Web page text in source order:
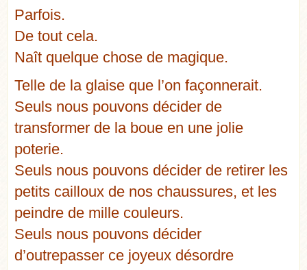
Parfois.
De tout cela.
Naît quelque chose de magique.
Telle de la glaise que l’on façonnerait.
Seuls nous pouvons décider de
transformer de la boue en une jolie
poterie.
Seuls nous pouvons décider de retirer les
petits cailloux de nos chaussures, et les
peindre de mille couleurs.
Seuls nous pouvons décider
d’outrepasser ce joyeux désordre